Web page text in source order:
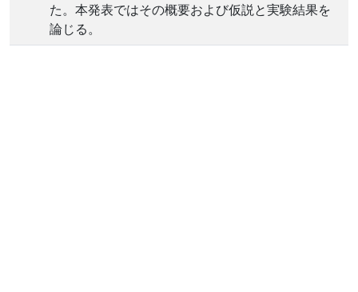
た。本発表ではその概要および仮説と実験結果を
論じる。